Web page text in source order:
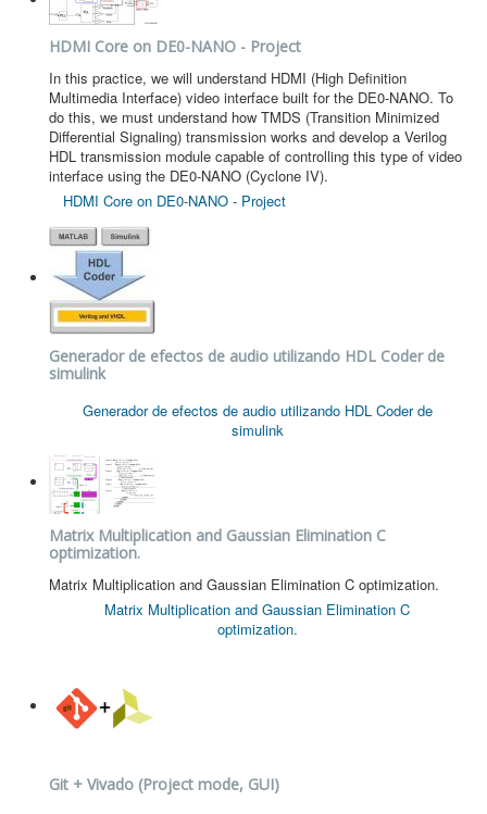
HDMI Core on DE0-NANO - Project
In this practice, we will understand HDMI (High Definition
Multimedia Interface) video interface built for the DE0-NANO. To
do this, we must understand how TMDS (Transition Minimized
Differential Signaling) transmission works and develop a Verilog
HDL transmission module capable of controlling this type of video
interface using the DE0-NANO (Cyclone IV).
HDMI Core on DE0-NANO - Project
Generador de efectos de audio utilizando HDL Coder de
simulink
Generador de efectos de audio utilizando HDL Coder de
simulink
Matrix Multiplication and Gaussian Elimination C
optimization.
Matrix Multiplication and Gaussian Elimination C optimization.
Matrix Multiplication and Gaussian Elimination C
optimization.
Git + Vivado (Project mode, GUI)